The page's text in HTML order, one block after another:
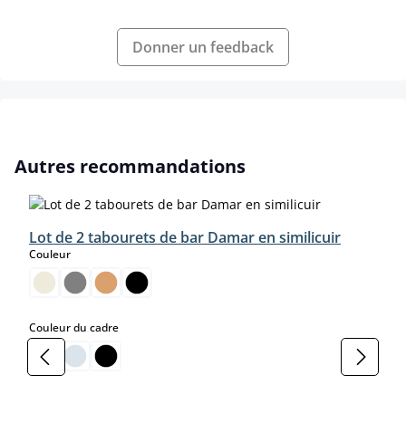
Donner un feedback
Ignorer la galerie de produits
Autres recommandations
Lot de 2 tabourets de bar Damar en similicuir
Couleurselect
Couleur du cadreselect